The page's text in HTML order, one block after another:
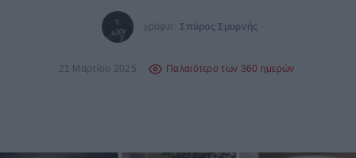
γράφει: Σπύρος Σμυρνής
21 Μαρτίου 2025 Παλαιότερο των 360 ημερών